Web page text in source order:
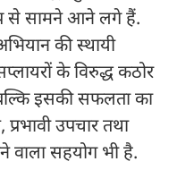
से सामने आने लगे हैं.
की स्थायी
के विरुद्ध कठोर
बल्कि इसकी सफलता का
उपचार तथा
वाला सहयोग भी है.